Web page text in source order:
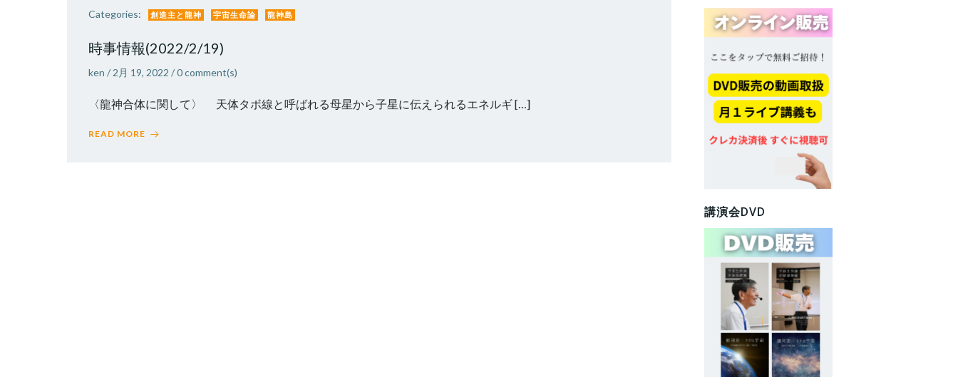
Categories: 創造主と龍神 宇宙生命論 龍神島
時事情報(2022/2/19)
ken / 2月 19, 2022 /0comment(s)
〈龍神合体に関して〉 天体タボ線と呼ばれる母星から子星に伝えられるエネルギ […]
READ MORE
講演会DVD